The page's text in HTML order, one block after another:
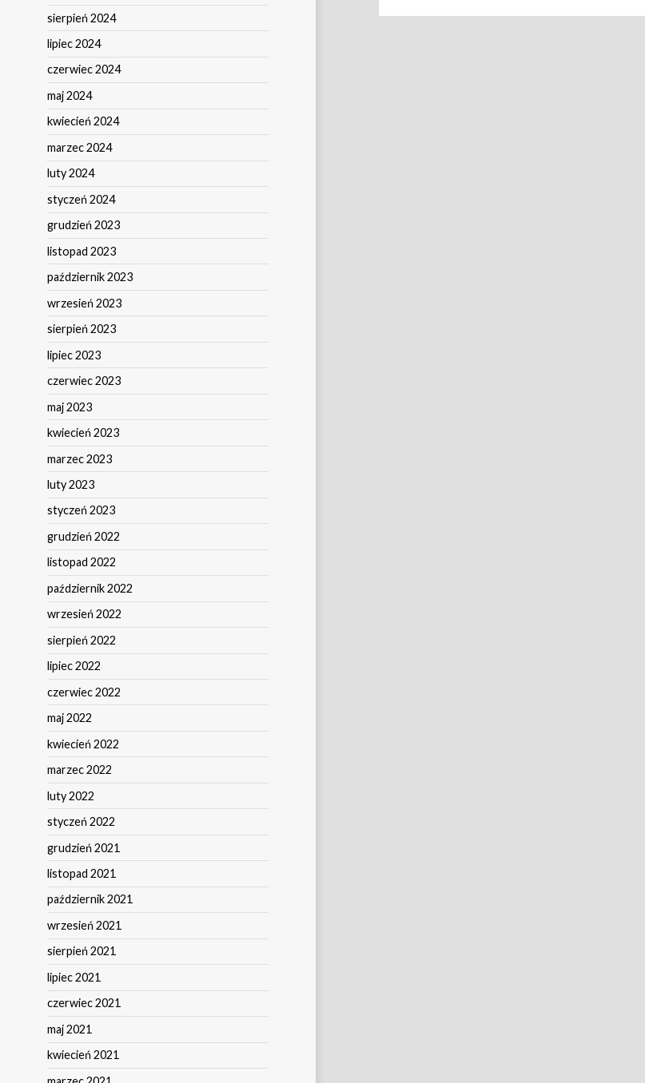
sierpień 2024
lipiec 2024
czerwiec 2024
maj 2024
kwiecień 2024
marzec 2024
luty 2024
styczeń 2024
grudzień 2023
listopad 2023
październik 2023
wrzesień 2023
sierpień 2023
lipiec 2023
czerwiec 2023
maj 2023
kwiecień 2023
marzec 2023
luty 2023
styczeń 2023
grudzień 2022
listopad 2022
październik 2022
wrzesień 2022
sierpień 2022
lipiec 2022
czerwiec 2022
maj 2022
kwiecień 2022
marzec 2022
luty 2022
styczeń 2022
grudzień 2021
listopad 2021
październik 2021
wrzesień 2021
sierpień 2021
lipiec 2021
czerwiec 2021
maj 2021
kwiecień 2021